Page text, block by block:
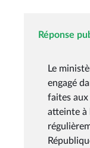
Réponse
Le
engagé
faites
atteinte à